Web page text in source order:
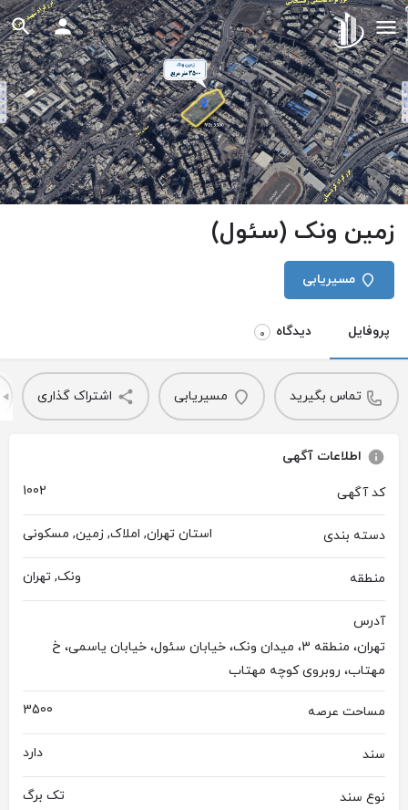
زمین ونک (سئول)
مسیریابی
پروفایل دیدگاه 0
تماس بگیرید مسیریابی اشتراک گذاری
اطلاعات آگهی
کد آگهی 1002
دسته بندی استان تهران, املاک, زمین, مسکونی
منطقه ونک, تهران
آدرس
تهران، منطقه 3، میدان ونک، خیابان سئول، خیابان یاسمی، خ
مهتاب، روبروی کوچه مهتاب
مساحت عرصه 3500
سند دارد
نوع سند تک برگ